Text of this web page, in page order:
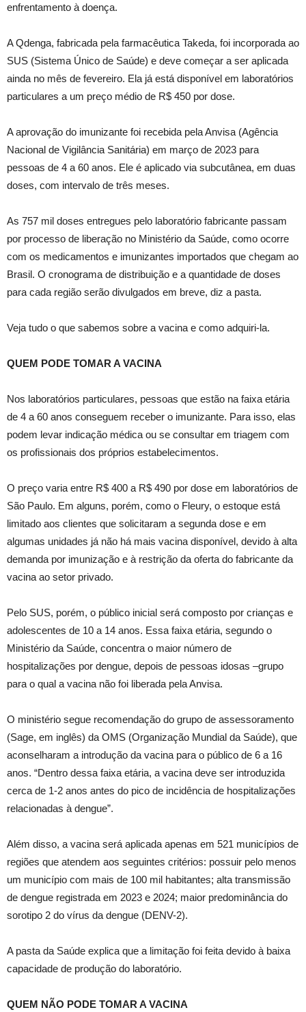
enfrentamento à doença.
A Qdenga, fabricada pela farmacêutica Takeda, foi incorporada ao
SUS (Sistema Único de Saúde) e deve começar a ser aplicada
ainda no mês de fevereiro. Ela já está disponível em laboratórios
particulares a um preço médio de R$ 450 por dose.
A aprovação do imunizante foi recebida pela Anvisa (Agência
Nacional de Vigilância Sanitária) em março de 2023 para
pessoas de 4 a 60 anos. Ele é aplicado via subcutânea, em duas
doses, com intervalo de três meses.
As 757 mil doses entregues pelo laboratório fabricante passam
por processo de liberação no Ministério da Saúde, como ocorre
com os medicamentos e imunizantes importados que chegam ao
Brasil. O cronograma de distribuição e a quantidade de doses
para cada região serão divulgados em breve, diz a pasta.
Veja tudo o que sabemos sobre a vacina e como adquiri-la.
QUEM PODE TOMAR A VACINA
Nos laboratórios particulares, pessoas que estão na faixa etária
de 4 a 60 anos conseguem receber o imunizante. Para isso, elas
podem levar indicação médica ou se consultar em triagem com
os profissionais dos próprios estabelecimentos.
O preço varia entre R$ 400 a R$ 490 por dose em laboratórios de
São Paulo. Em alguns, porém, como o Fleury, o estoque está
limitado aos clientes que solicitaram a segunda dose e em
algumas unidades já não há mais vacina disponível, devido à alta
demanda por imunização e à restrição da oferta do fabricante da
vacina ao setor privado.
Pelo SUS, porém, o público inicial será composto por crianças e
adolescentes de 10 a 14 anos. Essa faixa etária, segundo o
Ministério da Saúde, concentra o maior número de
hospitalizações por dengue, depois de pessoas idosas –grupo
para o qual a vacina não foi liberada pela Anvisa.
O ministério segue recomendação do grupo de assessoramento
(Sage, em inglês) da OMS (Organização Mundial da Saúde), que
aconselharam a introdução da vacina para o público de 6 a 16
anos. “Dentro dessa faixa etária, a vacina deve ser introduzida
cerca de 1-2 anos antes do pico de incidência de hospitalizações
relacionadas à dengue”.
Além disso, a vacina será aplicada apenas em 521 municípios de
regiões que atendem aos seguintes critérios: possuir pelo menos
um município com mais de 100 mil habitantes; alta transmissão
de dengue registrada em 2023 e 2024; maior predominância do
sorotipo 2 do vírus da dengue (DENV-2).
A pasta da Saúde explica que a limitação foi feita devido à baixa
capacidade de produção do laboratório.
QUEM NÃO PODE TOMAR A VACINA